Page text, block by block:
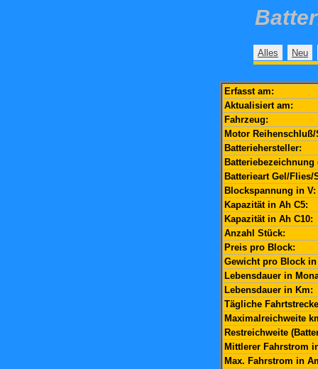
Alles Neu
Erfasst am:
Aktualisiert am:
Fahrzeug:
Motor
Batteriehersteller:
Batteriebezeichnung
Batterieart Gel/Flies/
Blockspannung in V:
Kapazität in Ah C5:
Kapazität in Ah C10:
Anzahl Stück:
Preis pro Block:
Gewicht pro Block
Lebensdauer in
Lebensdauer in Km:
Tägliche
Maximalreichweite
Restreichweite
Mittlerer Fahrstrom
Max. Fahrstrom in